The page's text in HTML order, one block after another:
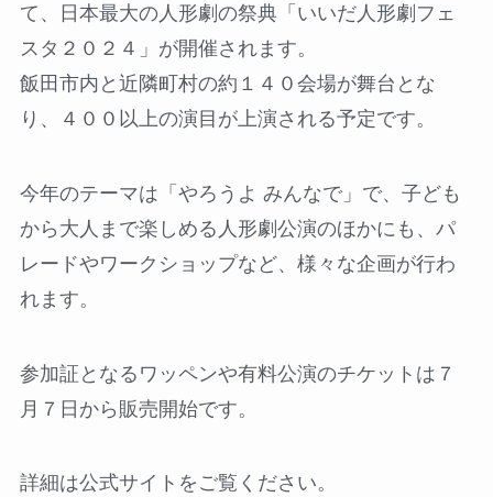
て、日本最大の人形劇の祭典「いいだ人形劇フェ
スタ２０２４」が開催されます。
飯田市内と近隣町村の約１４０会場が舞台とな
り、４００以上の演目が上演される予定です。
今年のテーマは「やろうよ みんなで」で、子ども
から大人まで楽しめる人形劇公演のほかにも、パ
レードやワークショップなど、様々な企画が行わ
れます。
参加証となるワッペンや有料公演のチケットは７
月７日から販売開始です。
詳細は公式サイトをご覧ください。